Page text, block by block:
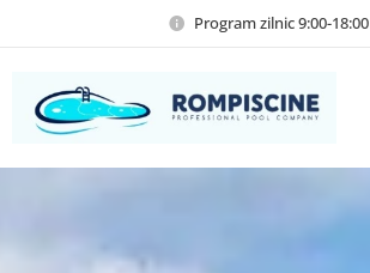
Program zilnic 9:00-18:00